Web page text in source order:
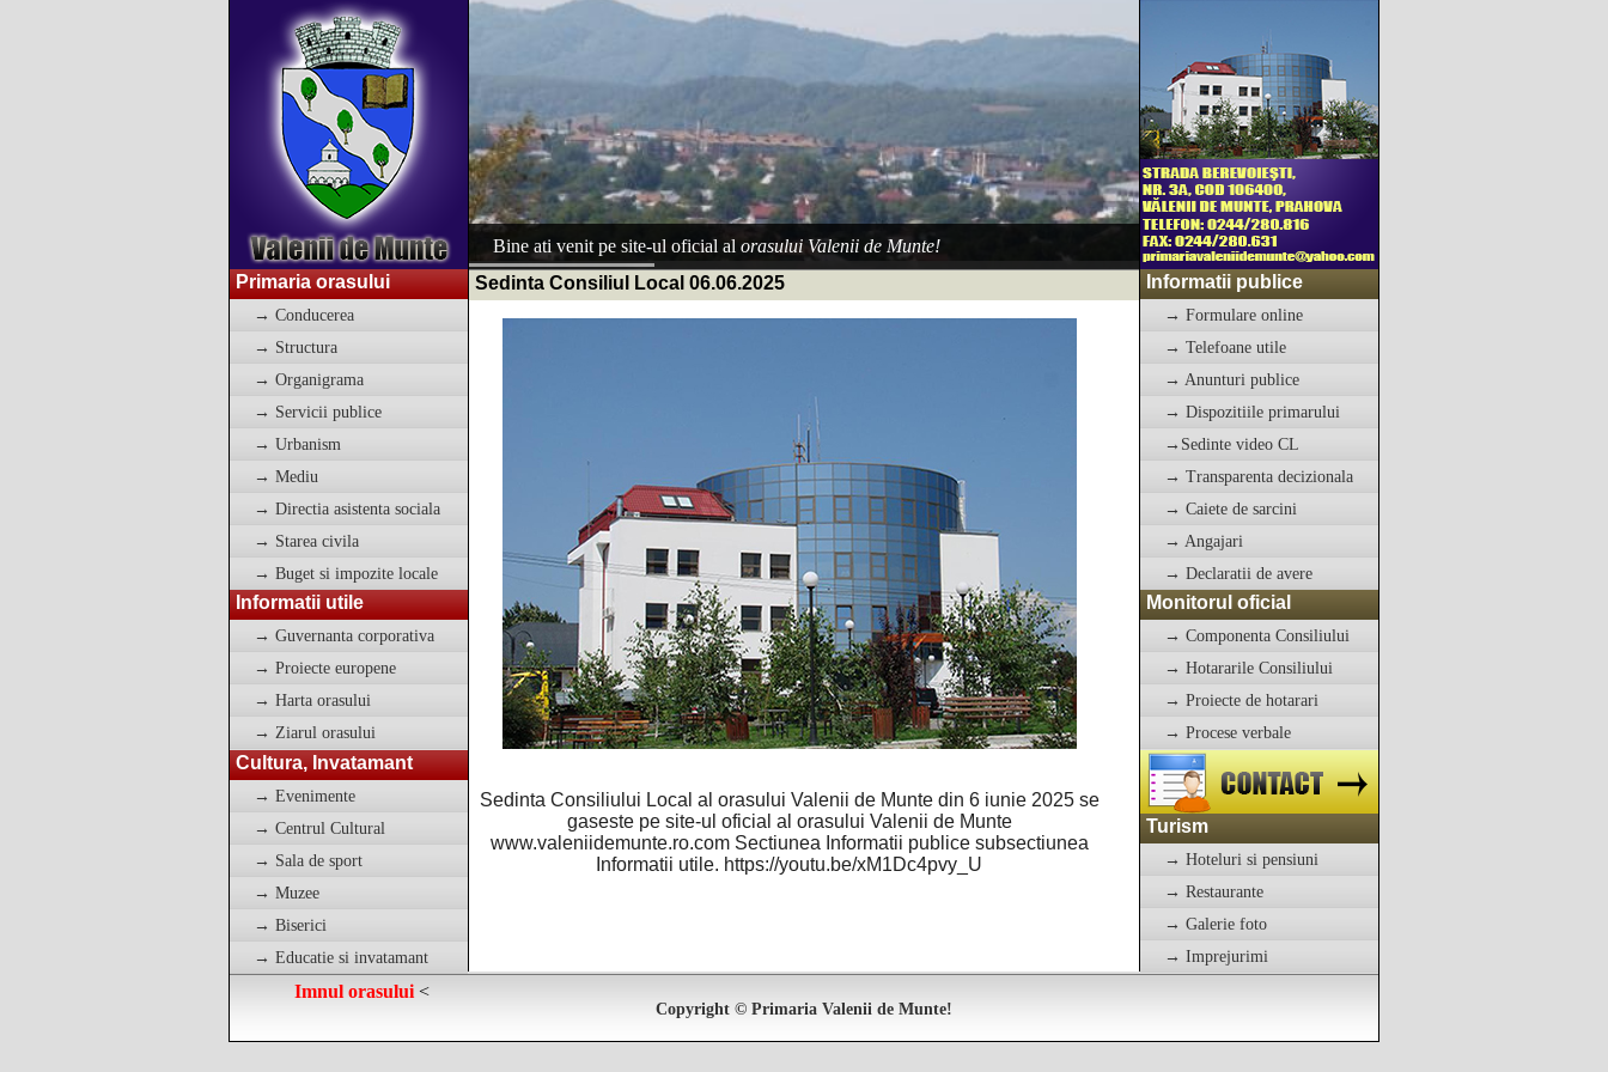
Bine ati venit pe site-ul oficial al orasului Valenii de Munte!
Primaria orasului
→ Conducerea
→ Structura
→ Organigrama
→ Servicii publice
→ Urbanism
→ Mediu
→ Directia asistenta sociala
→ Starea civila
→ Buget si impozite locale
Informatii utile
→ Guvernanta corporativa
→ Proiecte europene
→ Harta orasului
→ Ziarul orasului
Cultura, Invatamant
→ Evenimente
→ Centrul Cultural
→ Sala de sport
→ Muzee
→ Biserici
→ Educatie si invatamant
Sedinta Consiliul Local 06.06.2025
Sedinta Consiliului Local al orasului Valenii de Munte din 6 iunie 2025 se
gaseste pe site-ul oficial al orasului Valenii de Munte
www.valeniidemunte.ro.com Sectiunea Informatii publice subsectiunea
Informatii utile. https://youtu.be/xM1Dc4pvy_U
Informatii publice
→ Formulare online
→ Telefoane utile
→ Anunturi publice
→ Dispozitiile primarului
→Sedinte video CL
→ Transparenta decizionala
→ Caiete de sarcini
→ Angajari
→ Declaratii de avere
Monitorul oficial
→ Componenta Consiliului
→ Hotararile Consiliului
→ Proiecte de hotarari
→ Procese verbale
Turism
→ Hoteluri si pensiuni
→ Restaurante
→ Galerie foto
→ Imprejurimi
Imnul orasului <
Copyright © Primaria Valenii de Munte!